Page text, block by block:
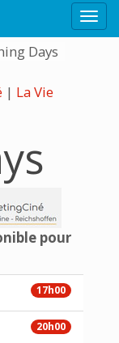
Days
| La Vie
pour
17h00
20h00